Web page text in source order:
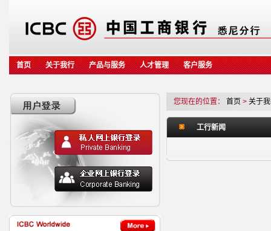
首页 关于我行 产品与服务 人才管理 客户服务
您现在的位置： 首页 > 关于
工行新闻